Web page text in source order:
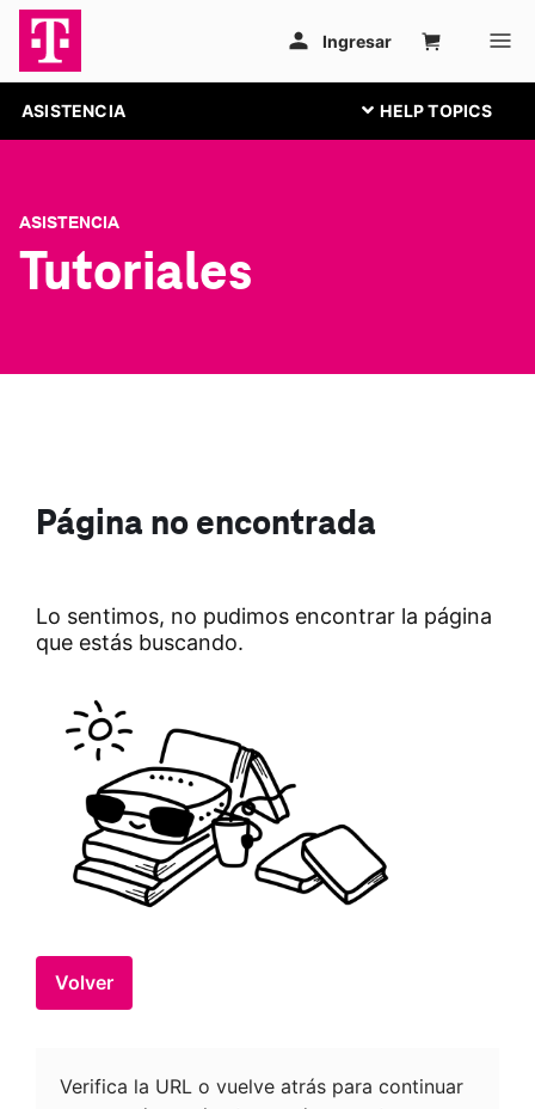
ASISTENCIA
ASISTENCIA
Tutoriales